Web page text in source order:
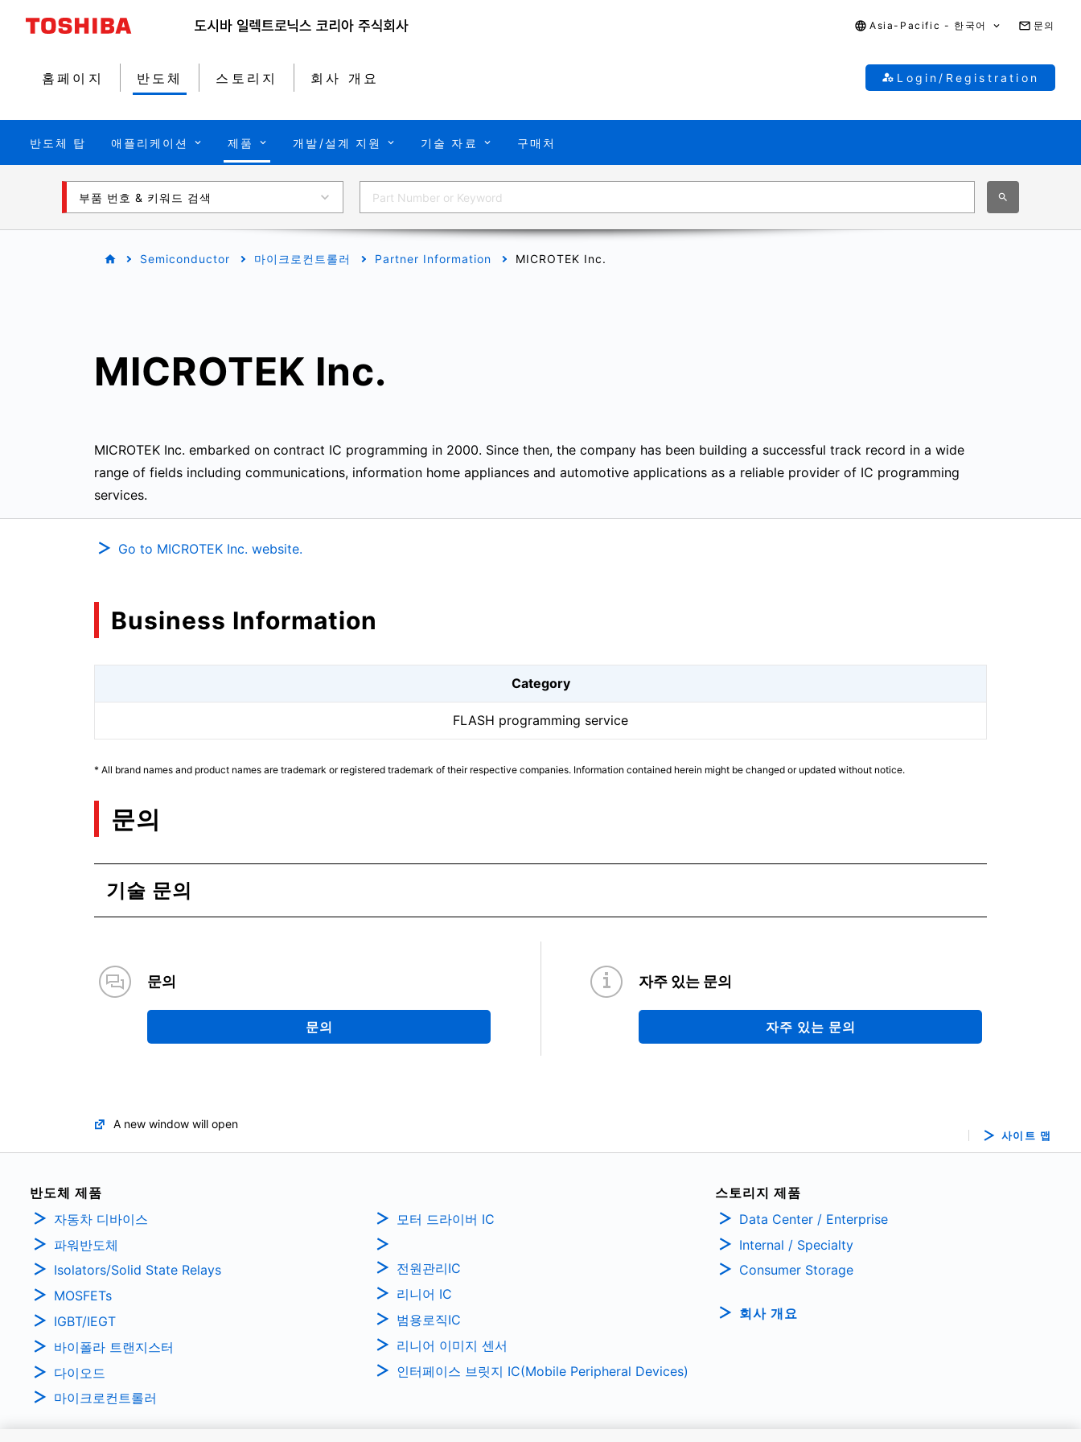
Asia-Pacific - 한국어 문의
홈페이지 반도체 스토리지 회사 개요 Login/Registration
반도체 탑 애플리케이션 제품 개발/설계 지원 기술 자료 구매처
부품 번호 & 키워드 검색
Semiconductor 마이크로컨트롤러 Partner Information MICROTEK Inc.
MICROTEK Inc.
MICROTEK Inc. embarked on contract IC programming in 2000. Since then, the company has been building a successful track record in a wide
range of fields including communications, information home appliances and automotive applications as a reliable provider of IC programming
services.
Go to MICROTEK Inc. website.
Business Information
Category
FLASH programming service
* All brand names and product names are trademark or registered trademark of their respective companies. Information contained herein might be changed or updated without notice.
문의
기술 문의
문의
문의
자주 있는 문의
자주 있는 문의
A new window will open
사이트 맵
반도체 제품
자동차 디바이스
파워반도체
Isolators/Solid State Relays
MOSFETs
IGBT/IEGT
바이폴라 트랜지스터
다이오드
마이크로컨트롤러
모터 드라이버 IC
전원관리IC
리니어 IC
범용로직IC
리니어 이미지 센서
인터페이스 브릿지 IC(Mobile Peripheral Devices)
스토리지 제품
Data Center / Enterprise
Internal / Specialty
Consumer Storage
회사 개요